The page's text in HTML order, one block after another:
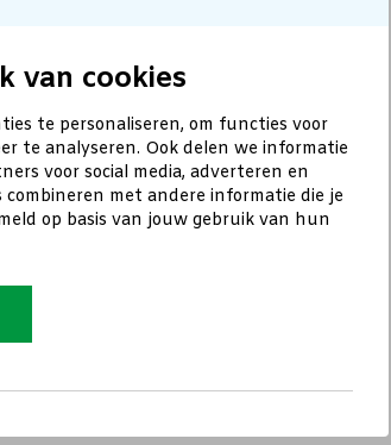
van cookies
te personaliseren, om functies voor
te analyseren. Ook delen we informatie
voor social media, adverteren en
met andere informatie die je
op basis van jouw gebruik van hun